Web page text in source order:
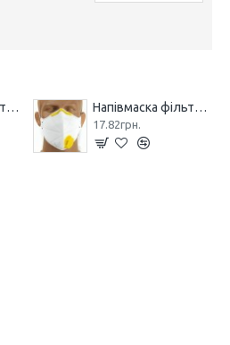
Напівмаска фільтрувальна МІКРОН (К) FFP1 NR з клапаном Напівмаска фільтрувальна МІКРОН (К) FFP2 NR з клапаном
17.82грн.